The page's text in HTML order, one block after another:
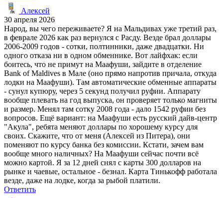
Алексей
30 апреля 2026
Народ, вы чего переживаете? Я на Мальдивах уже третий раз,
в феврале 2026 как раз вернулся с Расду. Везде брал доллары
2006-2009 годов - сотки, полтинники, даже двадцатки. Ни
одного отказа ни в одном обменнике. Вот лайфхак: если
боитесь, что не примут на Маафуши, зайдите в отделение
Bank of Maldives в Мале (оно прямо напротив причала, откуда
лодки на Маафуши). Там автоматические обменные аппараты
- сунул купюру, через 5 секунд получил руфии. Аппарату
вообще плевать на год выпуска, он проверяет только магниты
и размер. Менял там сотку 2008 года - дало 1542 руфии без
вопросов. Ещё вариант: на Маафуши есть русский дайв-центр
"Акула", ребята меняют доллары по хорошему курсу для
своих. Скажите, что от меня (Алексей из Питера), они
поменяют по курсу банка без комиссии. Кстати, зачем вам
вообще много наличных? На Маафуши сейчас почти всё
можно картой. Я за 12 дней снял с карты 300 долларов на
рынке и чаевые, остальное - безнал. Карта Тинькофф работала
везде, даже на лодке, когда за рыбой платили.
Ответить